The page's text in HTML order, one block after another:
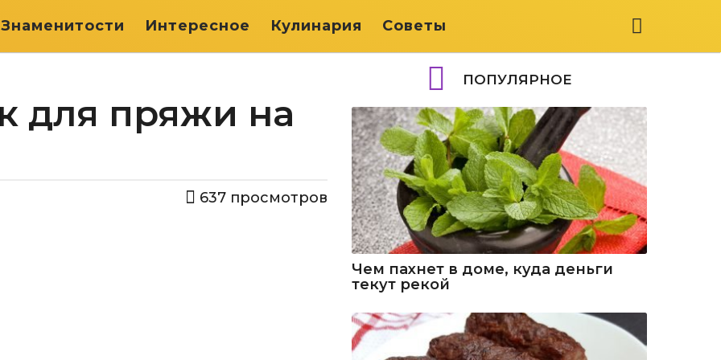
Знаменитости Интересное Кулинария Советы
для пряжи на
637 просмотров
ПОПУЛЯРНОЕ
Чем пахнет в доме, куда деньги
текут рекой